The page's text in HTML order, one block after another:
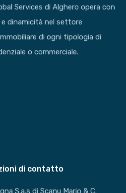
Services di Alghero opera con
dinamicità nel settore
di ogni tipologia di
o commerciale.
di contatto
S.a.s di Scanu Mario & C.